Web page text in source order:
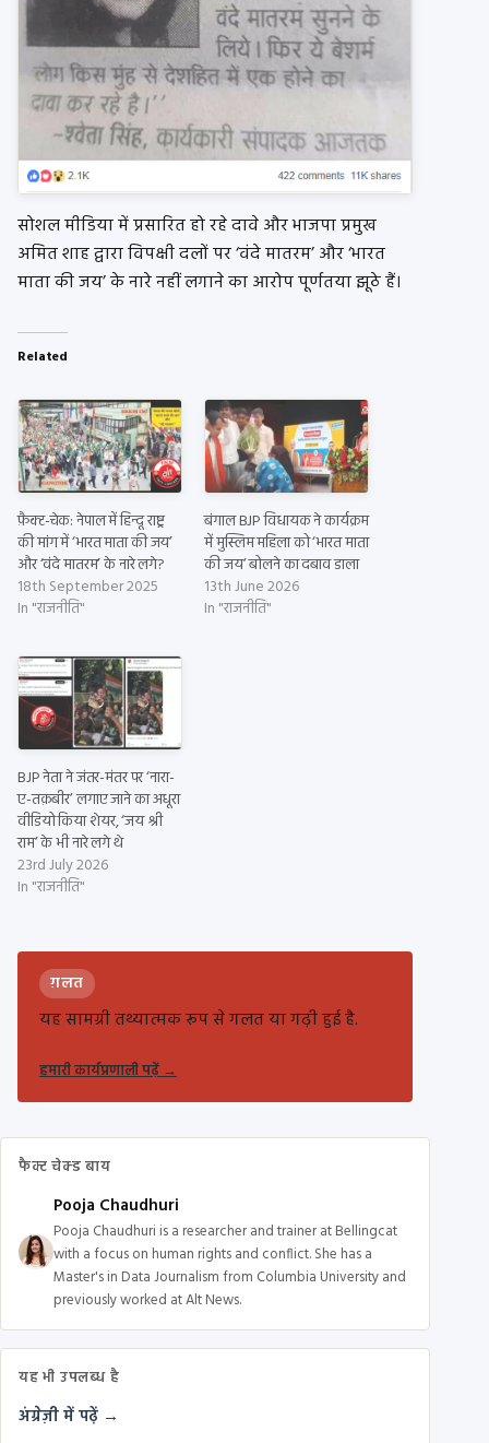
सोशल मीडिया में प्रसारित हो रहे दावे और भाजपा प्रमुख
अमित शाह द्वारा विपक्षी दलों पर ‘वंदे मातरम’ और ‘भारत
माता की जय’ के नारे नहीं लगाने का आरोप पूर्णतया झूठे हैं।
Related
फ़ैक्ट-चेक: नेपाल में हिन्दू राष्ट्र
की मांग में ‘भारत माता की जय’
और ‘वंदे मातरम’ के नारे लगे?
18th September 2025
In "राजनीति"
बंगाल BJP विधायक ने कार्यक्रम
में मुस्लिम महिला को ‘भारत माता
की जय’ बोलने का दबाव डाला
13th June 2026
In "राजनीति"
BJP नेता ने जंतर-मंतर पर ‘नारा-
ए-तक़बीर’ लगाए जाने का अधूरा
वीडियो किया शेयर, ‘जय श्री
राम’ के भी नारे लगे थे
23rd July 2026
In "राजनीति"
ग़लत
यह सामग्री तथ्यात्मक रूप से गलत या गढ़ी हुई है.
हमारी कार्यप्रणाली पढ़ें→
फैक्ट चेक्ड बाय
Pooja Chaudhuri
Pooja Chaudhuri is a researcher and trainer at Bellingcat
with a focus on human rights and conflict. She has a
Master's in Data Journalism from Columbia University and
previously worked at Alt News.
यह भी उपलब्ध है
अंग्रेज़ी में पढ़ें →